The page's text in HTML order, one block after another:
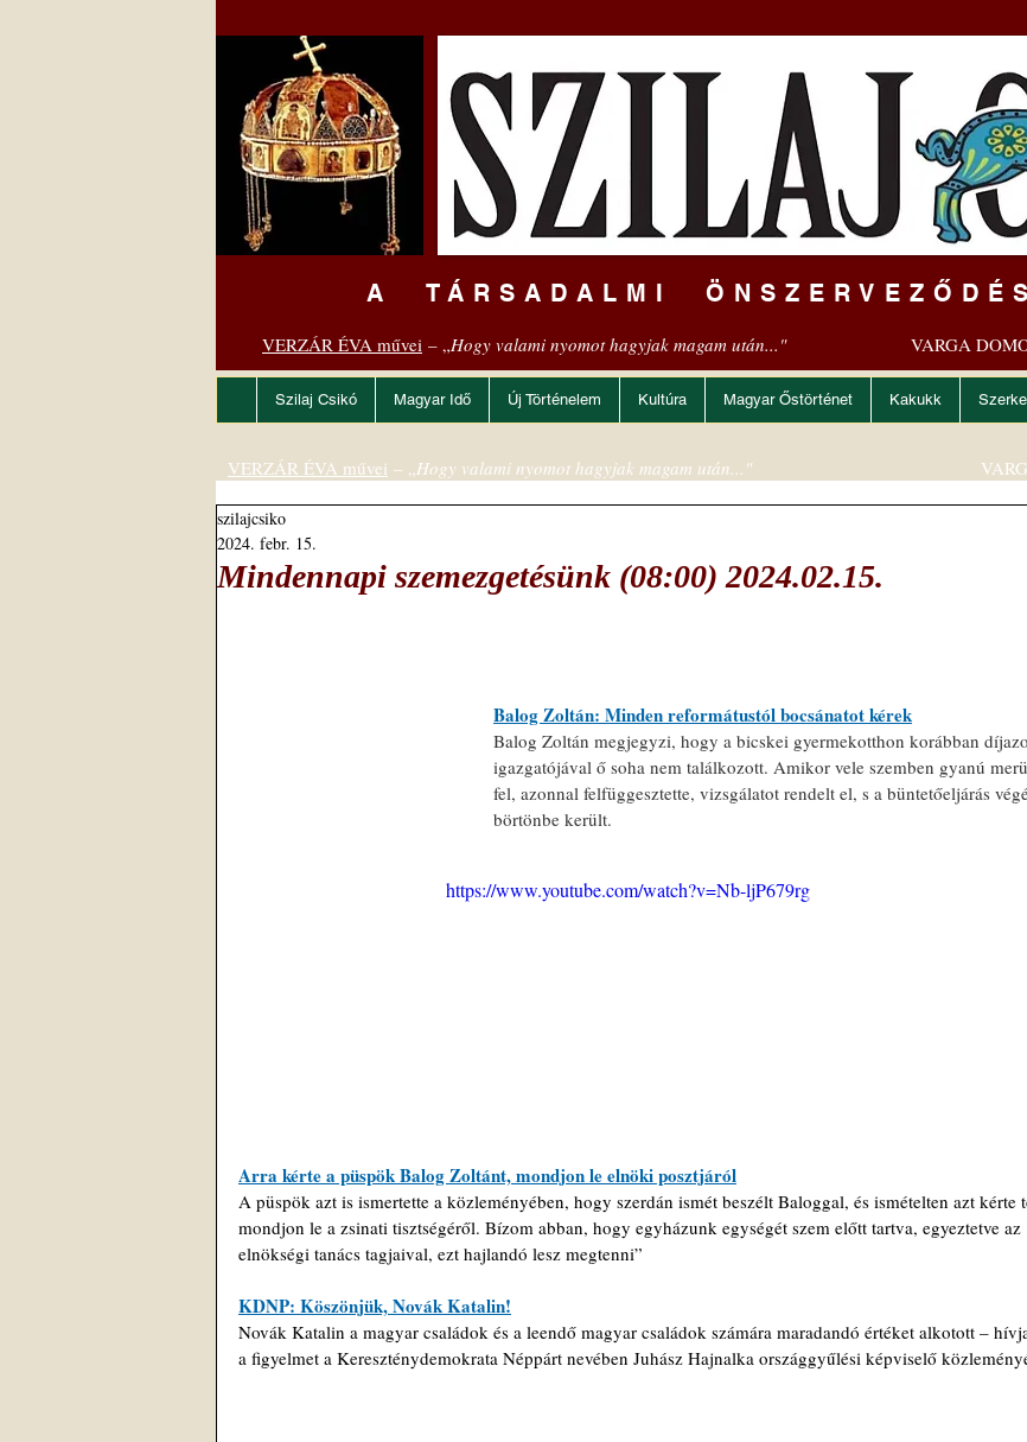
A TÁRSADALMI
VERZÁR ÉVA művei – „Hogy valami nyomot hagyjak magam után..." VARGA
Szilaj Csikó Magyar Idő Új Történelem Kultúra Magyar Őstörténet Kakukk
Mindennapi szemezgetésünk (08:00) 2024.02.15.
szilajcsiko
2024. febr. 15.
Balog Zoltán: Minden reformátustól bocsánatot kérek
Balog Zoltán megjegyzi, hogy a bicskei gyermekotthon korábban
igazgatójával ő soha nem találkozott. Amikor vele szemben gyanú
fel, azonnal felfüggesztette, vizsgálatot rendelt el, s a büntetőeljárás
börtönbe került.
https://www.youtube.com/watch?v=Nb-ljP679rg
Arra kérte a püspök Balog Zoltánt, mondjon le elnöki posztjáról
A püspök azt is ismertette a közleményében, hogy szerdán ismét beszélt Baloggal, és ismételten azt kérte
mondjon le a zsinati tisztségéről. Bízom abban, hogy egyházunk egységét szem előtt tartva, egyeztetve az
elnökségi tanács tagjaival, ezt hajlandó lesz megtenni”
KDNP: Köszönjük, Novák Katalin!
Novák Katalin a magyar családok és a leendő magyar családok számára maradandó értéket alkotott –
a figyelmet a Kereszténydemokrata Néppárt nevében Juhász Hajnalka országgyűlési képviselő
VERZÁR ÉVA művei – „Hogy valami nyomot hagyjak magam után..."